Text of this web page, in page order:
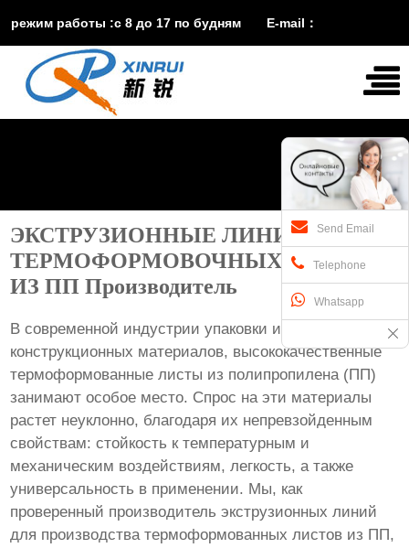
режим работы :с 8 до 17 по будням E-mail：
vira@xinruisuji.comWhatsApp： 
ЭКСТРУЗИОННЫЕ ЛИНИИ ДЛЯ
ТЕРМОФОРМОВОЧНЫХ ЛИСТОВ
ИЗ ПП Производитель
В современной индустрии упаковки и
конструкционных материалов, высококачественные
термоформованные листы из полипропилена (ПП)
занимают особое место. Спрос на эти материалы
растет неуклонно, благодаря их непревзойденным
свойствам: стойкость к температурным и
механическим воздействиям, легкость, а также
универсальность в применении. Мы, как
проверенный производитель экструзионных линий
для производства термоформованных листов из ПП,
Send Email
Telephone
Whatsapp